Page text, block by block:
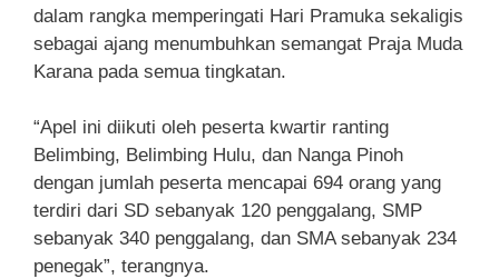
dalam rangka memperingati Hari Pramuka sekaligis
sebagai ajang menumbuhkan semangat Praja Muda
Karana pada semua tingkatan.
“Apel ini diikuti oleh peserta kwartir ranting
Belimbing, Belimbing Hulu, dan Nanga Pinoh
dengan jumlah peserta mencapai 694 orang yang
terdiri dari SD sebanyak 120 penggalang, SMP
sebanyak 340 penggalang, dan SMA sebanyak 234
penegak”, terangnya.